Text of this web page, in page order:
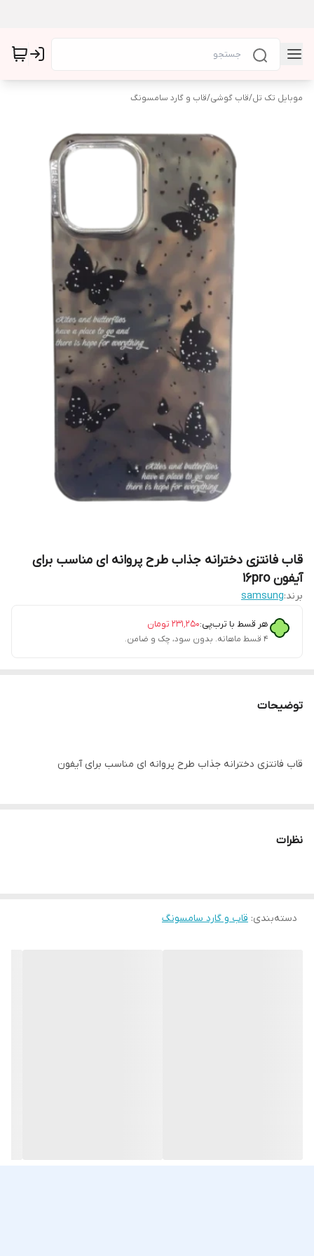
موبایل تک تل/قاب گوشی/قاب و گارد سامسونگ
قاب فانتزی دخترانه جذاب طرح پروانه ای مناسب برای
آیفون 16pro
برند:samsung
هر قسط با ترب‌پی:۲۳۱٬۲۵۰ تومان
۴ قسط ماهانه. بدون سود، چک و ضامن.
توضیحات
قاب فانتزی دخترانه جذاب طرح پروانه ای مناسب برای آیفون
نظرات
دسته‌بندی: قاب و گارد سامسونگ